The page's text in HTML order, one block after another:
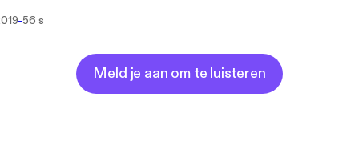
-56 s
Meld je aan om te luisteren